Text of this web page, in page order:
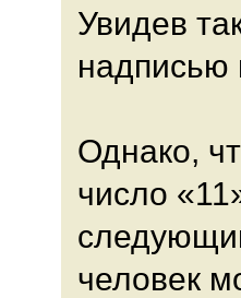
Увидев
надписью
Однако,
число
человек